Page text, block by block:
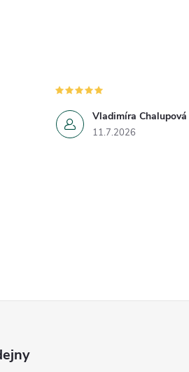
Vladimíra Chalupová
11.7.2026